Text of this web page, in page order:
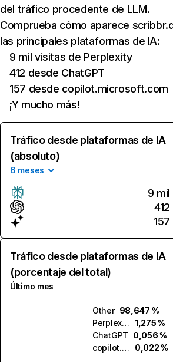
del tráfico procedente de LLM.
Comprueba cómo aparece
las principales plataformas de IA:
9 mil visitas de Perplexity
412 desde ChatGPT
157 desde copilot.microsoft.com
¡Y mucho más!
Tráfico desde plataformas de IA
(absoluto)
6 meses
9 mil
412
157
Tráfico desde plataformas de IA
(porcentaje del total)
Último mes
Other 98,647 %
Perplexity 1,275 %
ChatGPT 0,056 %
copilot.microsoft.com
0,022 %